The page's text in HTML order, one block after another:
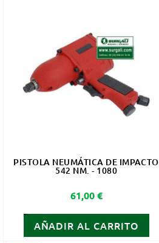
PISTOLA NEUMÁTICA DE IMPACTO
542 NM. - 1080
Precio
61,00 €
AÑADIR AL CARRITO